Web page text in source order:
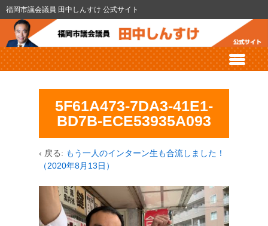
福岡市議会議員 田中しんすけ 公式サイト
5F61A473-7DA3-41E1-
BD7B-ECE53935A093
‹ 戻る: もう一人のインターン生も合流しました！
（2020年8月13日）